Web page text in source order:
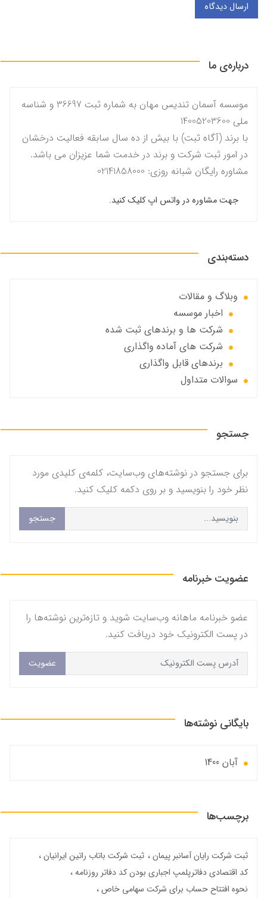
ارسال دیدگاه
درباره‌ی ما
موسسه آسمان تندیس مهان به شماره ثبت 36697 و شناسه
ملی 14005203600
با برند (آگاه ثبت) با بیش از ده سال سابقه فعالیت درخشان
در امور ثبت شرکت و برند در خدمت شما عزیزان می باشد.
مشاوره رایگان شبانه روزی: 02141858000
جهت مشاوره در واتس اپ کلیک کنید.
دسته‌بندی
وبلاگ و مقالات
اخبار موسسه
شرکت ها و برندهای ثبت شده
شرکت های آماده واگذاری
برندهای قابل واگذاری
سوالات متداول
جستجو
برای جستجو در نوشته‌های وب‌سایت، کلمه‌ی کلیدی مورد
نظر خود را بنویسید و بر روی دکمه کلیک کنید.
جستجو
عضویت خبرنامه
عضو خبرنامه ماهانه وب‌سایت شوید و تازه‌ترین نوشته‌ها را
در پست الکترونیک خود دریافت کنید.
عضویت
بایگانی نوشته‌ها
آبان 1400
برچسب‌ها
ثبت شرکت رایان آسانبر پیمان
ثبت شرکت باتاب راتین ایرانیان
کد اقتصادی دفاترپلمپ اجباری بودن کد دفاتر روزنامه
نحوه افتتاح حساب برای شرکت سهامی خاص